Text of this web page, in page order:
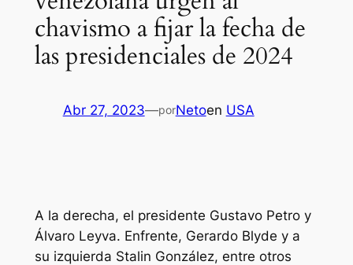
chavismo a fijar la fecha de
las presidenciales de 2024
Abr 27, 2023—porNetoen USA
A la derecha, el presidente Gustavo Petro y
Álvaro Leyva. Enfrente, Gerardo Blyde y a
su izquierda Stalin González, entre otros